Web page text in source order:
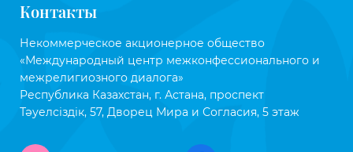
Контакты
Некоммерческое акционерное общество
«Международный центр межконфессионального и
межрелигиозного диалога»
Республика Казахстан, г. Астана, проспект
Тәуелсіздік, 57, Дворец Мира и Согласия, 5 этаж